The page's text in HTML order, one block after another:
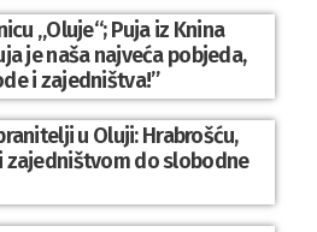
„Oluje“; Puja iz Knina
je naša najveća pobjeda,
i zajedništva!”
u Oluji: Hrabrošću,
zajedništvom do slobodne